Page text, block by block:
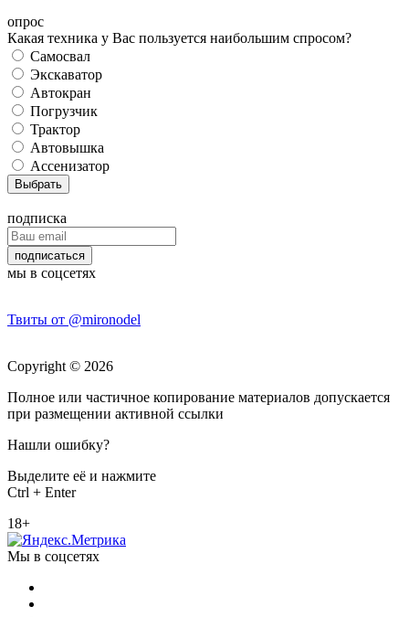
опрос
Какая техника у Вас пользуется наибольшим спросом?
Самосвал
Экскаватор
Автокран
Погрузчик
Трактор
Автовышка
Ассенизатор
подписка
мы в соцсетях
Твиты от @mironodel
Copyright © 2026
Полное или частичное копирование материалов допускается
при размещении активной ссылки
Нашли ошибку?
Выделите её и нажмите
Ctrl + Enter
18+
Мы в соцсетях